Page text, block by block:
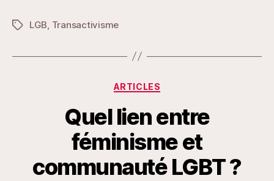
Étiquettes
LGB Transactivisme
Catégories
ARTICLES
Quel lien entre
féminisme et
communauté LGBT ?